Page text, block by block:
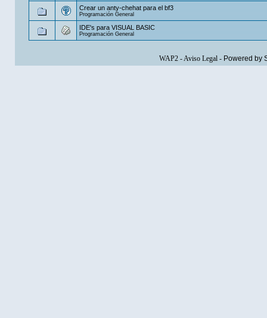
Crear un anty-chehat para el bf3
Programación General
IDE's para VISUAL BASIC
Programación General
WAP2-Aviso Legal- Powered by